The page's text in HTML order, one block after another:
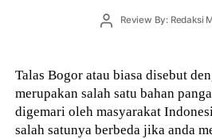
PostReview By: Redaksi
Talas Bogor atau biasa disebut
merupakan salah satu bahan
digemari oleh masyarakat
salah satunya berbeda jika anda